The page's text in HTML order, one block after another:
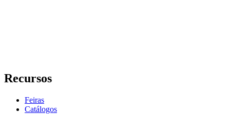
Recursos
Feiras
Catálogos